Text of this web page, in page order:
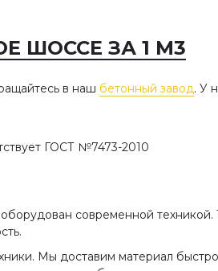
ШОССЕ ЗА 1 М3
в наш бетонный завод. У
ГОСТ №7473-2010
современной техникой.
Мы доставим материал